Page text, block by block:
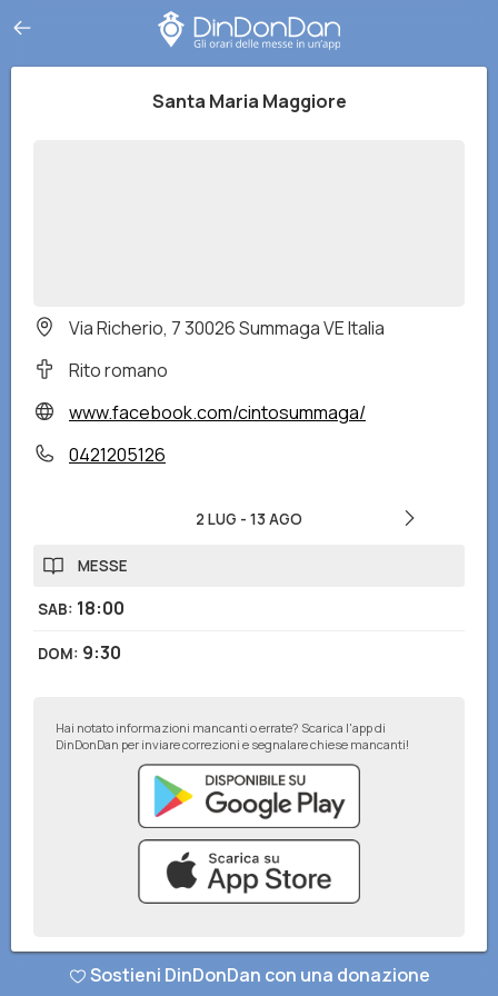
Santa Maria Maggiore
Via Richerio, 7 30026 Summaga VE Italia
Rito romano
www.facebook.com/cintosummaga/
0421205126
2 LUG - 13 AGO
MESSE
SAB: 18:00
DOM: 9:30
Hai notato informazioni mancanti o errate? Scarica l'app di
DinDonDan per inviare correzioni e segnalare chiese mancanti!
© DinDonDan App 2026–Privacy Policy –Inserisci sul tuo sito web
Sostieni DinDonDan con una donazione